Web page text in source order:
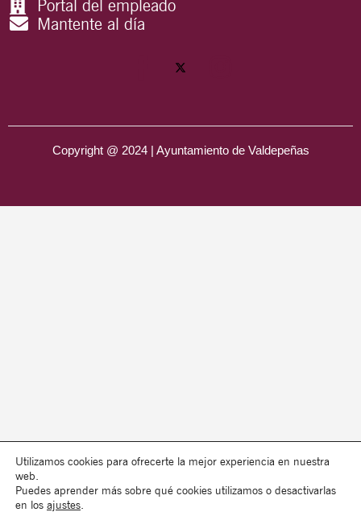
Portal del empleado
Mantente al día
Copyright @ 2024 | Ayuntamiento de Valdepeñas
Utilizamos cookies para ofrecerte la mejor experiencia en nuestra
web.
Puedes aprender más sobre qué cookies utilizamos o desactivarlas
en los ajustes